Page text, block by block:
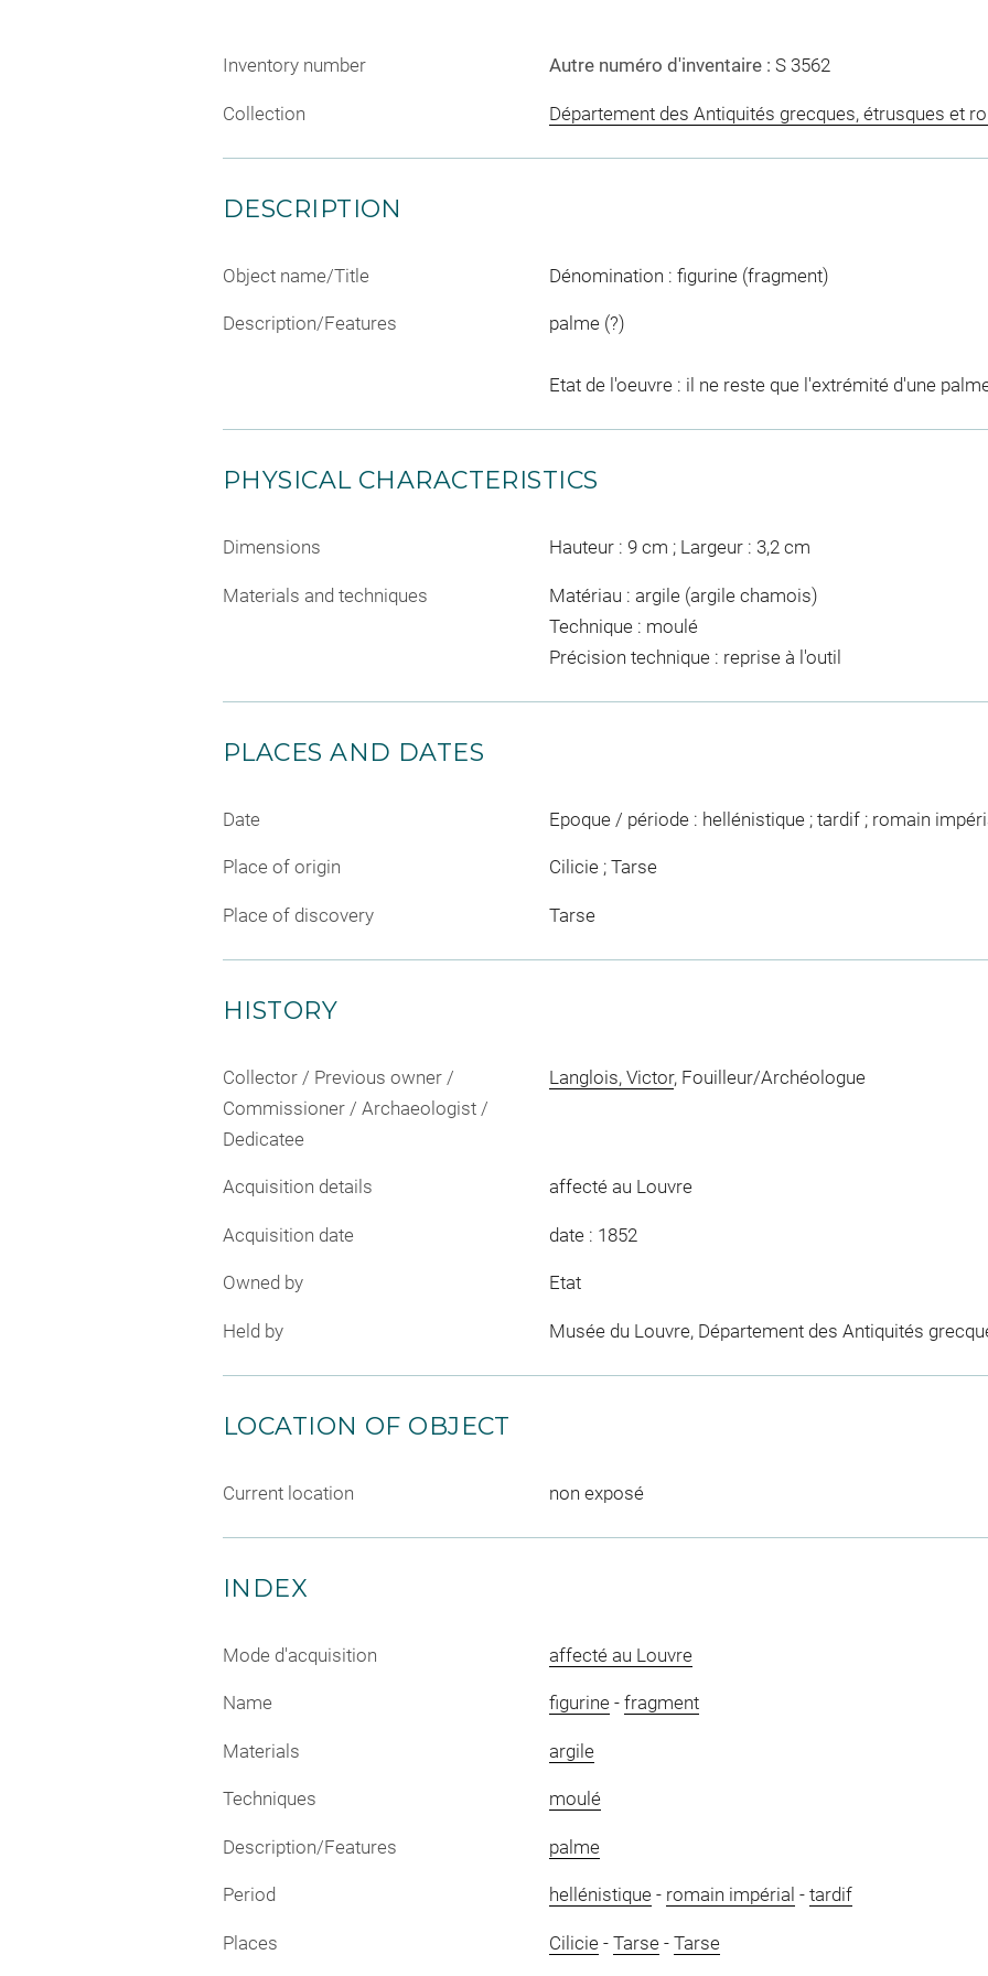
Inventory number Autre numéro d'inventaire : S 3562
Collection Département des Antiquités grecques, étrusques et
DESCRIPTION
Object name/Title Dénomination : figurine (fragment)
Description/Features palme (?)
Etat de l'oeuvre : il ne reste que l'extrémité d'une
PHYSICAL CHARACTERISTICS
Dimensions Hauteur : 9 cm ; Largeur : 3,2 cm
Materials and techniques
Matériau : argile (argile chamois)
Technique : moulé
Précision technique : reprise à l'outil
PLACES AND DATES
Date Epoque / période : hellénistique ; tardif ; romain
Place of origin Cilicie ; Tarse
Place of discovery Tarse
HISTORY
Collector / Previous owner /
Commissioner / Archaeologist /
Dedicatee
Langlois, Victor, Fouilleur/Archéologue
Acquisition details affecté au Louvre
Acquisition date date : 1852
Owned by Etat
Held by Musée du Louvre, Département des Antiquités
LOCATION OF OBJECT
Current location non exposé
INDEX
Mode d'acquisition affecté au Louvre
Name figurine- fragment
Materials argile
Techniques moulé
Description/Features palme
Period hellénistique- romain impérial - tardif
Places Cilicie- Tarse- Tarse